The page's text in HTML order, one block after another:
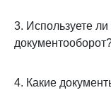
3. Используете
4. Какие